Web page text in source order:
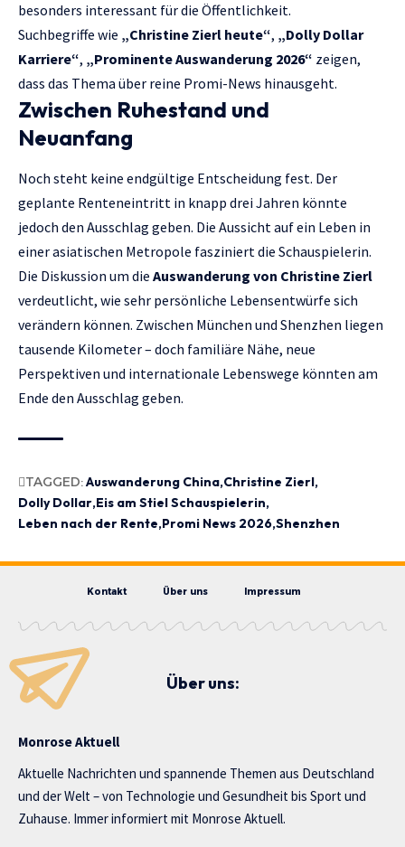
besonders interessant für die Öffentlichkeit.
Suchbegriffe wie „Christine Zierl heute“, „Dolly Dollar
Karriere“, „Prominente Auswanderung 2026“ zeigen,
dass das Thema über reine Promi-News hinausgeht.
Zwischen Ruhestand und
Neuanfang
Noch steht keine endgültige Entscheidung fest. Der
geplante Renteneintritt in knapp drei Jahren könnte
jedoch den Ausschlag geben. Die Aussicht auf ein Leben in
einer asiatischen Metropole fasziniert die Schauspielerin.
Die Diskussion um die Auswanderung von Christine Zierl
verdeutlicht, wie sehr persönliche Lebensentwürfe sich
verändern können. Zwischen München und Shenzhen liegen
tausende Kilometer – doch familiäre Nähe, neue
Perspektiven und internationale Lebenswege könnten am
Ende den Ausschlag geben.
TAGGED:Auswanderung China Christine Zierl
Dolly Dollar Eis am Stiel Schauspielerin
Leben nach der Rente Promi News 2026 Shenzhen
Kontakt Über uns Impressum
Über uns:
Monrose Aktuell
Aktuelle Nachrichten und spannende Themen aus Deutschland
und der Welt – von Technologie und Gesundheit bis Sport und
Zuhause. Immer informiert mit Monrose Aktuell.